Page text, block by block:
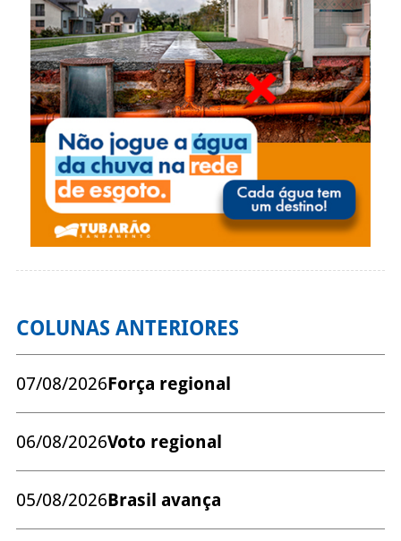
COLUNAS ANTERIORES
07/08/2026Força regional
06/08/2026Voto regional
05/08/2026Brasil avança